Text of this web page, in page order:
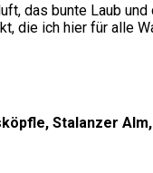
das bunte Laub
die ich hier für alle
Stalanzer